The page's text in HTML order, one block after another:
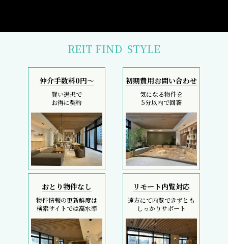
REIT FIND STYLE
仲介手数料0円～
賢い選択で
お得に契約
初期費用お問い合わせ
気になる物件を
5分以内で回答
おとり物件なし
物件情報の更新鮮度は
検索サイトでは高水準
リモート内覧対応
遠方にて内覧できずとも
しっかりサポート